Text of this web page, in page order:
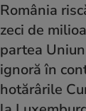
România
zeci de
partea
ignoră în
hotărârile